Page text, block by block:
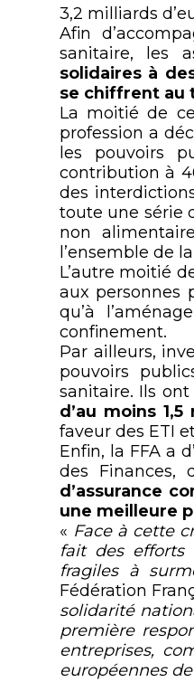
3,2 milliards
Afin
sanitaire, les
solidaires à
se chiffrent au
La moitié de
profession a
les pouvoirs
contribution à
des
toute une série
non
l’ensemble de
L’autre moitié
aux personnes
qu’à
confinement.
Par ailleurs,
pouvoirs
sanitaire. Ils
d’au moins
faveur des ETI
Enfin, la FFA a
des Finances,
d’assurance
une meilleure
« Face à cette
fait des efforts
fragiles à
Fédération
solidarité
première
entreprises,
européennes